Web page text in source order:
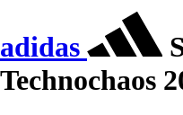
adidas
Technochaos